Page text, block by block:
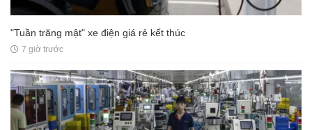
"Tuần trăng mật" xe điện giá rẻ kết thúc
7 giờ trước